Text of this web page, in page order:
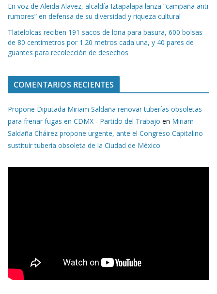
En voz de Aleida Alavez, alcaldía Iztapalapa lanza “campaña anti
rumores” en defensa de su diversidad y riqueza cultural
Tlatelolcas reciben 191 sacos de lona para basura, 600 bolsas
de 80 centímetros por 1.20 metros cada una, y 40 pares de
guantes para recolección de desechos
COMENTARIOS RECIENTES
Propone Diputada Miriam Saldaña renovar tuberías obsoletas
para frenar fugas en CDMX - Partido del Trabajo en Miriam
Saldaña Cháirez propone urgente, ante el Congreso Capitalino
sustituir tubería obsoleta de la Ciudad de México